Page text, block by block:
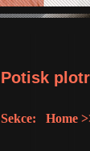
Potisk
Sekce: Home